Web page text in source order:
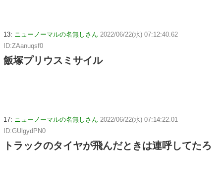
13: ニューノーマルの名無しさん 2022/06/22(水) 07:12:40.62
ID:ZAanuqsf0
飯塚プリウスミサイル
17: ニューノーマルの名無しさん 2022/06/22(水) 07:14:22.01
ID:GUlgydPN0
トラックのタイヤが飛んだときは連呼してたろ